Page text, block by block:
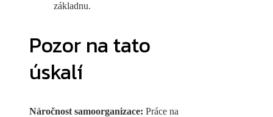
základnu.
Pozor na tato
úskalí
Náročnost samoorganizace: Práce na